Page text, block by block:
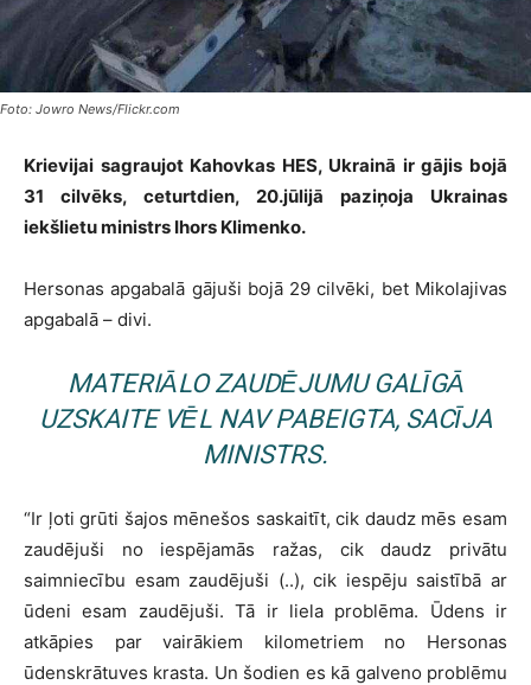
Foto: Jowro News/Flickr.com
Krievijai sagraujot Kahovkas HES, Ukrainā ir gājis bojā
31 cilvēks, ceturtdien, 20.jūlijā paziņoja Ukrainas
iekšlietu ministrs Ihors Klimenko.
Hersonas apgabalā gājuši bojā 29 cilvēki, bet Mikolajivas
apgabalā – divi.
MATERIĀLO ZAUDĒJUMU GALĪGĀ
UZSKAITE VĒL NAV PABEIGTA, SACĪJA
MINISTRS.
“Ir ļoti grūti šajos mēnešos saskaitīt, cik daudz mēs esam
zaudējuši no iespējamās ražas, cik daudz privātu
saimniecību esam zaudējuši (..), cik iespēju saistībā ar
ūdeni esam zaudējuši. Tā ir liela problēma. Ūdens ir
atkāpies par vairākiem kilometriem no Hersonas
ūdenskrātuves krasta. Un šodien es kā galveno problēmu